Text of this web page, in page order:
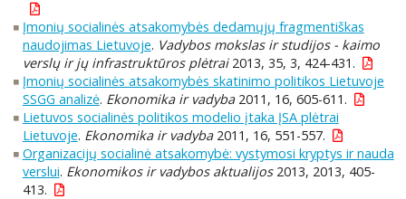
Įmonių socialinės atsakomybės dedamųjų fragmentiškas
naudojimas Lietuvoje. Vadybos mokslas ir studijos - kaimo
verslų ir jų infrastruktūros plėtrai2013, 35, 3, 424-431.
Įmonių socialinės atsakomybės skatinimo politikos Lietuvoje
SSGG analizė. Ekonomika ir vadyba2011, 16, 605-611.
Lietuvos socialinės politikos modelio įtaka ĮSA plėtrai
Lietuvoje. Ekonomika ir vadyba2011, 16, 551-557.
Organizacijų socialinė atsakomybė: vystymosi kryptys ir nauda
verslui. Ekonomikos ir vadybos aktualijos2013, 2013, 405-
413.